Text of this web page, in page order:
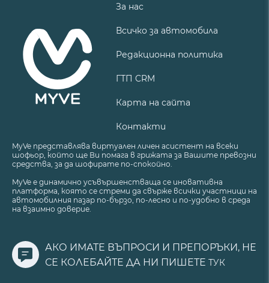
За нас
Всичко за автомобила
Редакционна политика
ГТП CRM
Карта на сайта
Контакти
MyVe представлява виртуален личен асистент на всеки
шофьор, който ще Ви помага в грижата за Вашите превозни
средства, за да шофирате по-спокойно.
MyVe е динамично усъвършенстваща се иновативна
платформа, която се стреми да свърже всички участници на
автомобилния пазар по-бързо, по-лесно и по-удобно в среда
на взаимно доверие.
АКО ИМАТЕ ВЪПРОСИ И ПРЕПОРЪКИ, НЕ
СЕ КОЛЕБАЙТЕ ДА НИ ПИШЕТЕ ТУК